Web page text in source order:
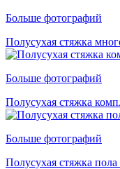
Больше фотографий
Полусухая стяжка
Больше фотографий
Полусухая стяжка
Больше фотографий
Полусухая стяжка